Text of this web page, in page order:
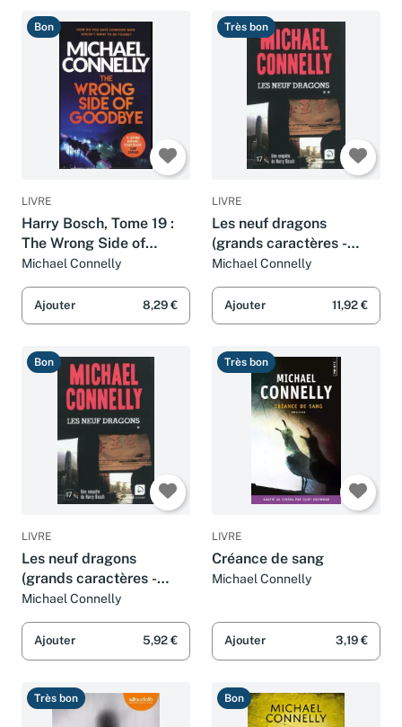
Bon
LIVRE
Harry Bosch, Tome 19 :
The Wrong Side of
Goodbye
Michael Connelly
Ajouter 8,29 €
Très bon
LIVRE
Les neuf dragons
(grands caractères -
tome 2)
Michael Connelly
Ajouter 11,92 €
Bon
LIVRE
Les neuf dragons
(grands caractères -
tome 1)
Michael Connelly
Ajouter 5,92 €
Très bon
LIVRE
Créance de sang
Michael Connelly
Ajouter 3,19 €
Très bon Bon